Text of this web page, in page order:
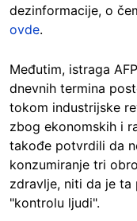
dezinformacije, o
ovde.
Međutim, istraga
dnevnih termina
tokom industrijske
zbog ekonomskih i
takođe potvrdili da
konzumiranje tri
zdravlje, niti da je ta
"kontrolu ljudi".